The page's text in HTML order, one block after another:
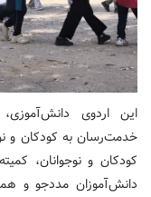
این اردوی
خدمت‌رسان به کودکان و
کودکان و نوجوانان،
دانش‌آموزان مددجو و